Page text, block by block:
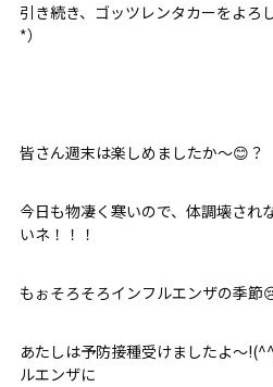
引き続き、ゴッツレンタカーをよろ
*）
皆さん週末は楽しめましたか～😊？
今日も物凄く寒いので、体調壊され
いネ！！！
もぉそろそろインフルエンザの季節
あたしは予防接種受けましたよ～
ルエンザに